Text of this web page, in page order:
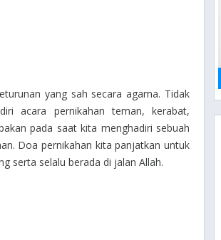
yang sah secara agama. Tidak
acara pernikahan teman, kerabat,
pada saat kita menghadiri sebuah
Doa pernikahan kita panjatkan untuk
serta selalu berada di jalan Allah.